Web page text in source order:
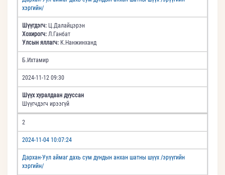
хэргийн/
Шүүгдэгч: Ц.Далайцэрэн
Хохирогч: Л.Ганбат
Улсын яллагч: К.Нанжинханд
Б.Ихтамир
2024-11-12 09:30
Шүүх хуралдаан дууссан
Шүүгчдэгч ирээгүй
2
2024-11-04 10:07:24
Дархан-Уул аймаг дахь сум дундын анхан шатны шүүх /эрүүгийн
хэргийн/